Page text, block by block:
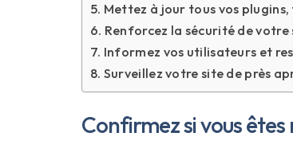
Mettez à jour tous vos
Renforcez la sécurité de votre
Informez vos utilisateurs et
Surveillez votre site de près
Confirmez si vous